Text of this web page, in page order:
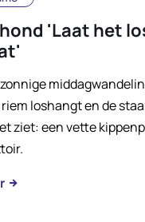
'Laat het
loshangt en de
ziet: een vette